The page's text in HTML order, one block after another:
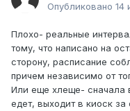
Опубликовано 14
Плохо- реальные
тому, что написано на
сторону, расписание
причем независимо от
Или еще хлеще- сначала
едет, выходит в киоск